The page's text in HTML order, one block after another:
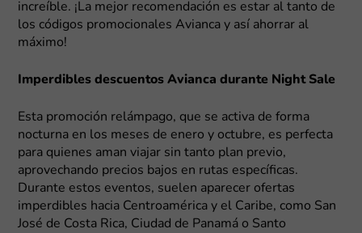
increíble. ¡La mejor recomendación es estar al tanto de
los códigos promocionales Avianca y así ahorrar al
máximo!
Imperdibles descuentos Avianca durante Night Sale
Esta promoción relámpago, que se activa de forma
nocturna en los meses de enero y octubre, es perfecta
para quienes aman viajar sin tanto plan previo,
aprovechando precios bajos en rutas específicas.
Durante estos eventos, suelen aparecer ofertas
imperdibles hacia Centroamérica y el Caribe, como San
José de Costa Rica, Ciudad de Panamá o Santo